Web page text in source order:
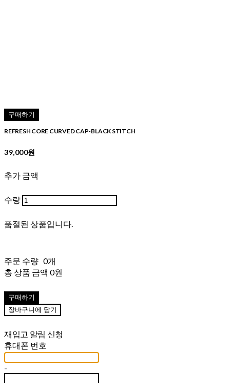
구매하기
REFRESH CORE CURVED CAP-BLACK STITCH
39,000원
추가 금액
수량
품절된 상품입니다.
주문 수량 0개
총 상품 금액 0원
구매하기
장바구니에 담기
재입고 알림 신청
휴대폰 번호
-